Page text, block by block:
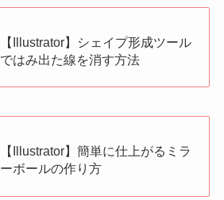
【Illustrator】シェイプ形成ツール
ではみ出た線を消す方法
【Illustrator】簡単に仕上がるミラ
ーボールの作り方